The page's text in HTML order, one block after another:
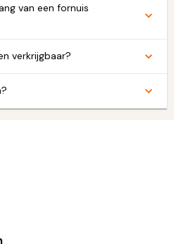
van een fornuis
verkrijgbaar?